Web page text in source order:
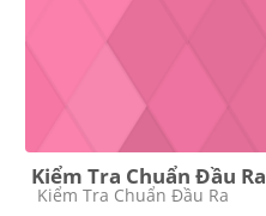
Kiểm Tra Chuẩn Đầu Ra
Các loại khóa học
Kiểm Tra Chuẩn Đầu Ra